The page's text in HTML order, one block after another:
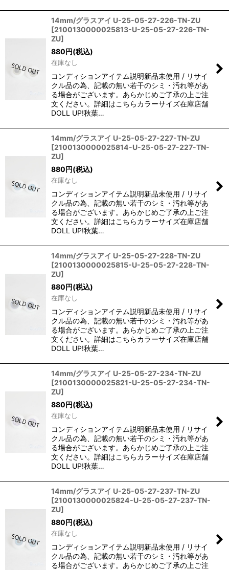
14mm/グラスアイ U-25-05-27-226-TN-ZU
[2100130000025813-U-25-05-27-226-TN-
ZU]
880円(税込)
在庫なし
コンディションアイテム説明新品未使用 / リサイ
クル品の為、記載の無い若干のシミ・汚れ等があ
る場合がございます。あらかじめご了承の上ご注
文ください。詳細はこちらカラーサイズ在庫店舗
DOLL UP!秋葉…
14mm/グラスアイ U-25-05-27-227-TN-ZU
[2100130000025814-U-25-05-27-227-TN-
ZU]
880円(税込)
在庫なし
コンディションアイテム説明新品未使用 / リサイ
クル品の為、記載の無い若干のシミ・汚れ等があ
る場合がございます。あらかじめご了承の上ご注
文ください。詳細はこちらカラーサイズ在庫店舗
DOLL UP!秋葉…
14mm/グラスアイ U-25-05-27-228-TN-ZU
[2100130000025815-U-25-05-27-228-TN-
ZU]
880円(税込)
在庫なし
コンディションアイテム説明新品未使用 / リサイ
クル品の為、記載の無い若干のシミ・汚れ等があ
る場合がございます。あらかじめご了承の上ご注
文ください。詳細はこちらカラーサイズ在庫店舗
DOLL UP!秋葉…
14mm/グラスアイ U-25-05-27-234-TN-ZU
[2100130000025821-U-25-05-27-234-TN-
ZU]
880円(税込)
在庫なし
コンディションアイテム説明新品未使用 / リサイ
クル品の為、記載の無い若干のシミ・汚れ等があ
る場合がございます。あらかじめご了承の上ご注
文ください。詳細はこちらカラーサイズ在庫店舗
DOLL UP!秋葉…
14mm/グラスアイ U-25-05-27-237-TN-ZU
[2100130000025824-U-25-05-27-237-TN-
ZU]
880円(税込)
在庫なし
コンディションアイテム説明新品未使用 / リサイ
クル品の為、記載の無い若干のシミ・汚れ等があ
る場合がございます。あらかじめご了承の上ご注